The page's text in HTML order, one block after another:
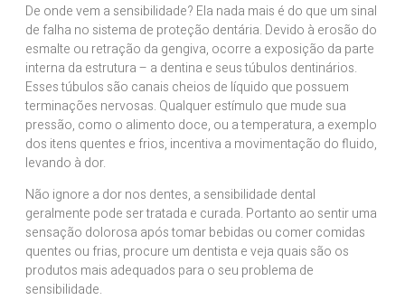
De onde vem a sensibilidade? Ela nada mais é do que um sinal
de falha no sistema de proteção dentária. Devido à erosão do
esmalte ou retração da gengiva, ocorre a exposição da parte
interna da estrutura – a dentina e seus túbulos dentinários.
Esses túbulos são canais cheios de líquido que possuem
terminações nervosas. Qualquer estímulo que mude sua
pressão, como o alimento doce, ou a temperatura, a exemplo
dos itens quentes e frios, incentiva a movimentação do fluido,
levando à dor.
Não ignore a dor nos dentes, a sensibilidade dental
geralmente pode ser tratada e curada. Portanto ao sentir uma
sensação dolorosa após tomar bebidas ou comer comidas
quentes ou frias, procure um dentista e veja quais são os
produtos mais adequados para o seu problema de
sensibilidade.